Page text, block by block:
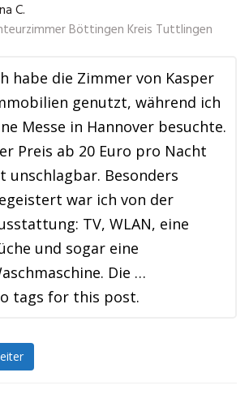
C.
Böttingen Kreis Tuttlingen
habe die Zimmer von Kasper
genutzt, während ich
Messe in Hannover besuchte.
Preis ab 20 Euro pro Nacht
unschlagbar. Besonders
war ich von der
TV, WLAN, eine
und sogar eine
Die …
tags for this post.